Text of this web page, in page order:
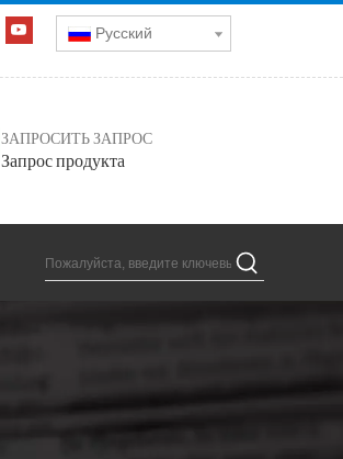
Pусский
ЗАПРОСИТЬ ЗАПРОС
Запрос продукта